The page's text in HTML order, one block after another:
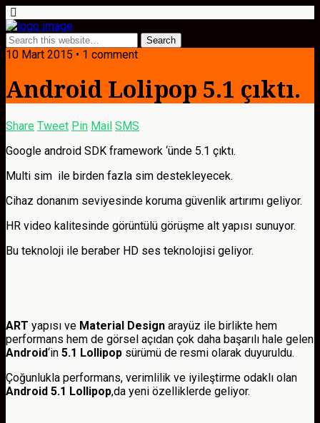
10 Mart 2015 • 1 comment
Android Lolipop 5.1 çıktı.
Share Tweet Pin Mail SMS
Google android SDK framework ‘ünde 5.1 çıktı.
Multi sim ile birden fazla sim destekleyecek.
Cihaz donanım seviyesinde koruma güvenlik artırımı geliyor.
HR video kalitesinde görüntülü görüşme alt yapısı sunuyor.
Bu teknoloji ile beraber HD ses teknolojisi geliyor.
ART yapısı ve Material Design arayüz ile birlikte hem
performans hem de görsel açıdan çok daha başarılı hale gelen
Android‘in 5.1 Lollipop sürümü de resmi olarak duyuruldu.
Çoğunlukla performans, verimlilik ve iyileştirme odaklı olan
Android 5.1 Lollipop,da yeni özelliklerde geliyor.